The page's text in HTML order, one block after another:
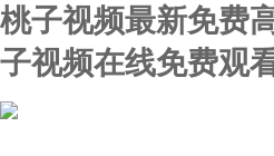
桃子视频最新免费
子视频在线免费观